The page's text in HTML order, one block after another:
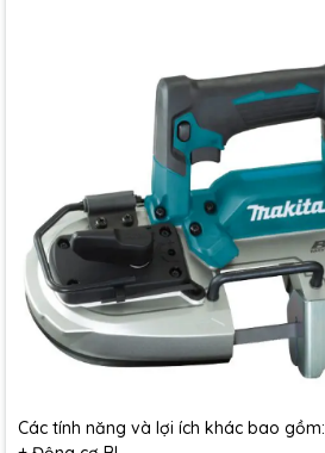
Các tính năng và lợi ích khác bao gồm: